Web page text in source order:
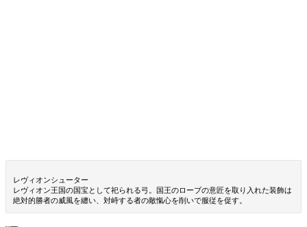
レヴィオンシューター
レヴィオン王国の国宝として祀られる弓。国王のローブの意匠を取り入れた装飾は
絶対的勝者の威風を纏い、対峙する者の敵愾心を削いで服従を促す。